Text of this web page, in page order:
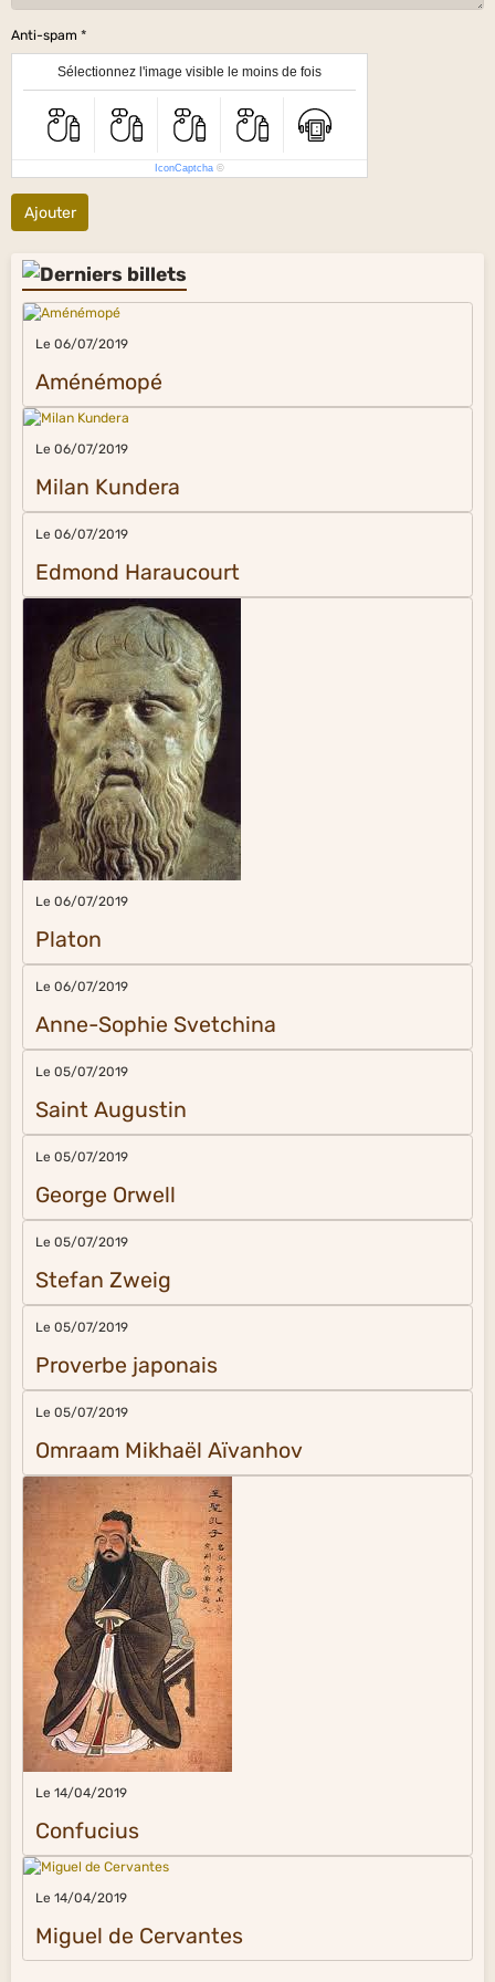
Anti-spam
Sélectionnez l'image visible le moins de fois
IconCaptcha ©
Ajouter
Le 06/07/2019
Aménémopé
Le 06/07/2019
Milan Kundera
Le 06/07/2019
Edmond Haraucourt
Le 06/07/2019
Platon
Le 06/07/2019
Anne-Sophie Svetchina
Le 05/07/2019
Saint Augustin
Le 05/07/2019
George Orwell
Le 05/07/2019
Stefan Zweig
Le 05/07/2019
Proverbe japonais
Le 05/07/2019
Omraam Mikhaël Aïvanhov
Le 14/04/2019
Confucius
Le 14/04/2019
Miguel de Cervantes